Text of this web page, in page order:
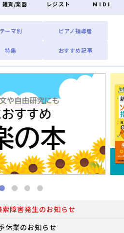
イ
ン
テーマ別 ピアノ指導者
特集 おすすめ記事
雑貨/楽器 レジスト MIDI
索障害発生のお知らせ
休業のお知らせ